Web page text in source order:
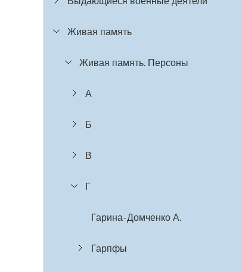
Живая память
Живая память. Персоны
А
Б
В
Г
Гарина-Домченко А.
Гарпфы